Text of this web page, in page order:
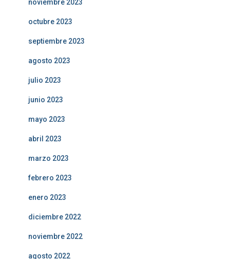
noviembre 2023
octubre 2023
septiembre 2023
agosto 2023
julio 2023
junio 2023
mayo 2023
abril 2023
marzo 2023
febrero 2023
enero 2023
diciembre 2022
noviembre 2022
agosto 2022